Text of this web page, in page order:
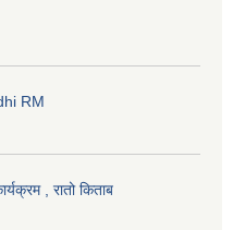
RM
, रातो किताब